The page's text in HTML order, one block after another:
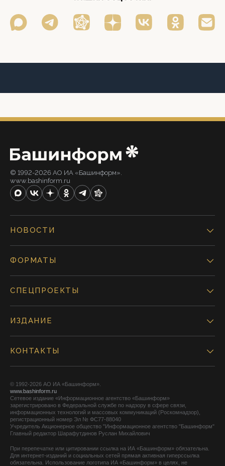
© 1992-2026 АО ИА «Башинформ».
www.bashinform.ru
НОВОСТИ
ФОРМАТЫ
СПЕЦПРОЕКТЫ
ИЗДАНИЕ
КОНТАКТЫ
© 1992-2026 АО ИА «Башинформ».
www.bashinform.ru
Сетевое издание «Информационное агентство «Башинформ»
зарегистрировано в Федеральной службе по надзору в сфере связи,
информационных технологий и массовых коммуникаций (Роскомнадзор),
регистрационный номер Эл № ФС77-88040
Учредитель Акционерное общество "Информационное агентство "Башинформ"
Главный редактор Шарафутдинов Руслан Михайлович
При перепечатке или цитировании ссылка на ИА «Башинформ» обязательна.
Для интернет-изданий и социальных сетей прямая активная гиперссылка
обязательна. Использование логотипа ИА «Башинформ» в целях, не